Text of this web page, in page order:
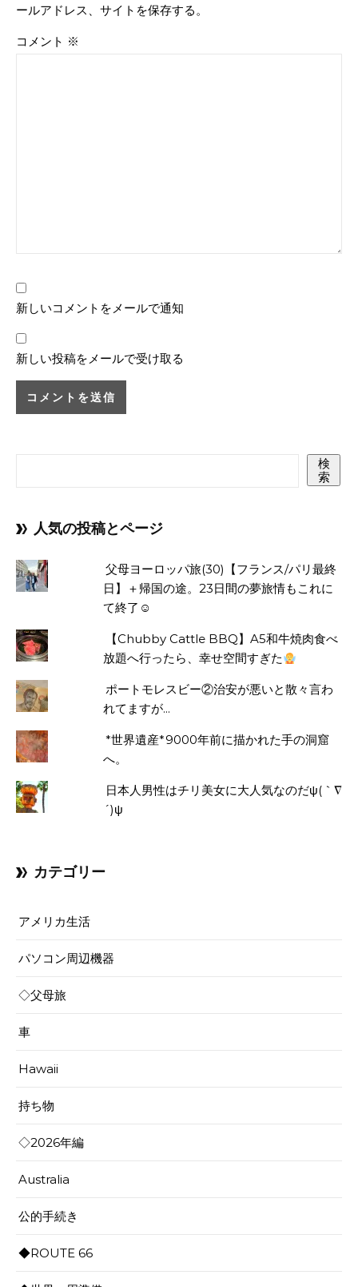
ールアドレス、サイトを保存する。
コメント ※
新しいコメントをメールで通知
新しい投稿をメールで受け取る
検
索
人気の投稿とページ
父母ヨーロッパ旅(30)【フランス/パリ最終
日】＋帰国の途。23日間の夢旅情もこれに
て終了☺
【Chubby Cattle BBQ】A5和牛焼肉食べ
放題へ行ったら、幸せ空間すぎた
ポートモレスビー②治安が悪いと散々言わ
れてますが...
*世界遺産*9000年前に描かれた手の洞窟
へ。
日本人男性はチリ美女に大人気なのだψ(｀∇
´)ψ
カテゴリー
アメリカ生活
パソコン周辺機器
◇父母旅
車
Hawaii
持ち物
◇2026年編
Australia
公的手続き
◆ROUTE 66